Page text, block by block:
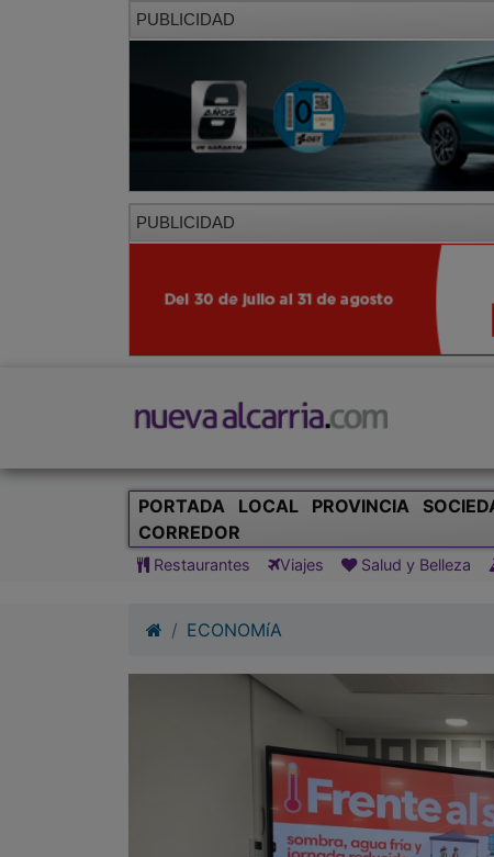
PUBLICIDAD
PUBLICIDAD
PORTADA LOCAL PROVINCIA
CORREDOR
Restaurantes Viajes Salud y Belleza
ECONOMíA